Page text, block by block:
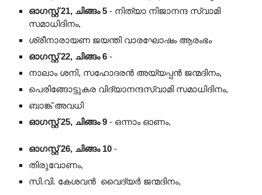
ഓഗസ്റ്റ് 21, ചിങ്ങം 5 - നിത്യാ നിജാനന്ദ സ്വാമി
സമാധിദിനം,
ശ്രീനാരായണ ജയന്തി വാരഘോഷം ആരംഭം
ഓഗസ്റ്റ് 22, ചിങ്ങം 6 -
നാലാം ശനി, സഹോദരൻ അയ്യപ്പൻ ജന്മദിനം,
പെരിങ്ങോട്ടുകര വിദ്യാനന്ദസ്വാമി സമാധിദിനം,
ബാങ്ക് അവധി
ഓഗസ്റ്റ് 25, ചിങ്ങം 9 - ഒന്നാം ഓണം,
ഓഗസ്റ്റ് 26, ചിങ്ങം 10 -
തിരുവോണം,
സി.വി. കേശവൻ വൈദ്യർ ജന്മദിനം,